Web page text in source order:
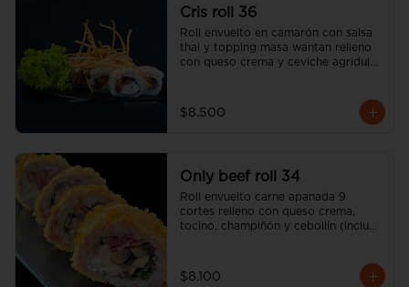
Cris roll 36
Roll envuelto en camarón con salsa
thai y topping masa wantan relleno
con queso crema y ceviche agridulce
$8.500
Only beef roll 34
Roll envuelto carne apanada 9
cortes relleno con queso crema,
tocino, champiñón y cebollín (incluye
$8.100